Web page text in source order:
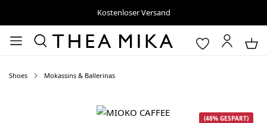
Kostenloser Versand
Shoes Mokassins & Ballerinas
Bildergalerie überspringen
(48% GESPART)